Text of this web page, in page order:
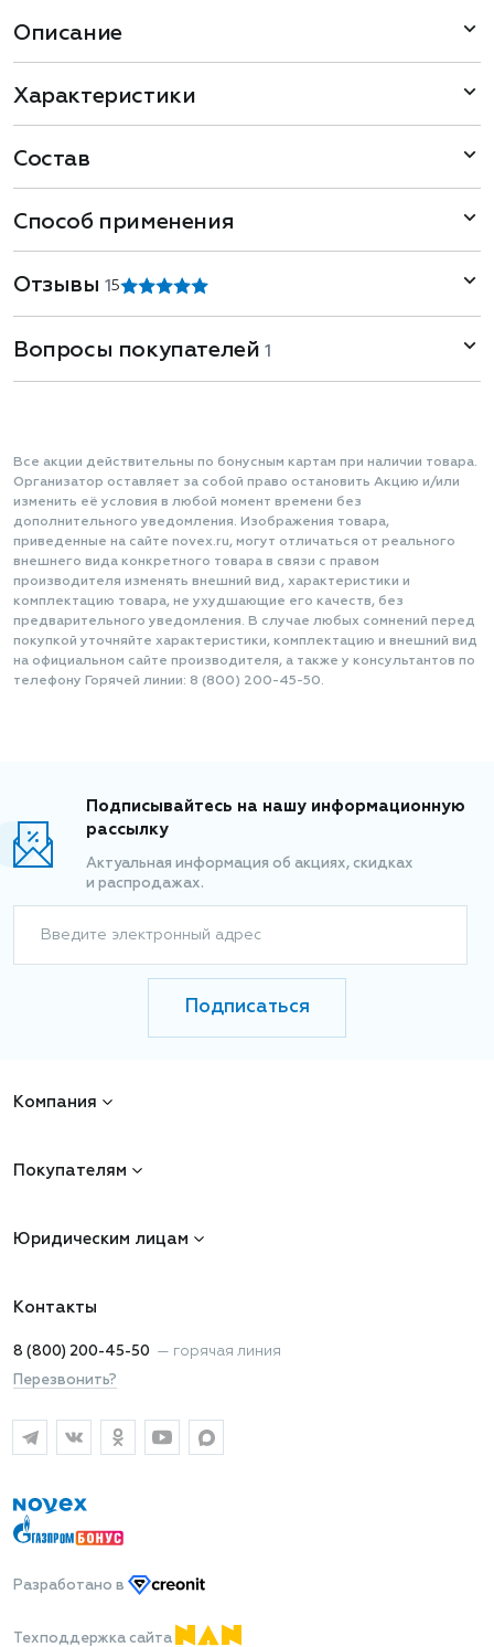
Описание
Характеристики
Состав
Способ применения
Отзывы1 5
Вопросы покупателей 1
Все акции действительны по бонусным картам при наличии товара.
Организатор оставляет за собой право остановить Акцию и/или
изменить её условия в любой момент времени без
дополнительного уведомления. Изображения товара,
приведенные на сайте novex.ru, могут отличаться от реального
внешнего вида конкретного товара в связи с правом
производителя изменять внешний вид, характеристики и
комплектацию товара, не ухудшающие его качеств, без
предварительного уведомления. В случае любых сомнений перед
покупкой уточняйте характеристики, комплектацию и внешний вид
на официальном сайте производителя, а также у консультантов по
телефону Горячей линии: 8 (800) 200-45-50.
Подписывайтесь на нашу информационную
рассылку
Актуальная информация об акциях, скидках
и распродажах.
Введите электронный адрес
Подписаться
Компания
Покупателям
Юридическим лицам
Контакты
8 (800) 200-45-50 — горячая линия
Перезвонить?
Разработано в
Техподдержка сайта